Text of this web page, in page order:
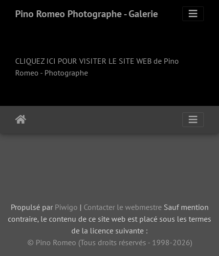
Pino Romeo Photographe - Galerie
CLIQUEZ ICI POUR VISITER LE SITE WEB de Pino
Romeo - Photographe
Propulsé par Piwigo | Contacter le webmestre Sauf mention
contraire, le contenu de ce site web est placé sous les termes
de la licence suivante :
© Pino Romeo (Tous droits réservés - 1998-2026)